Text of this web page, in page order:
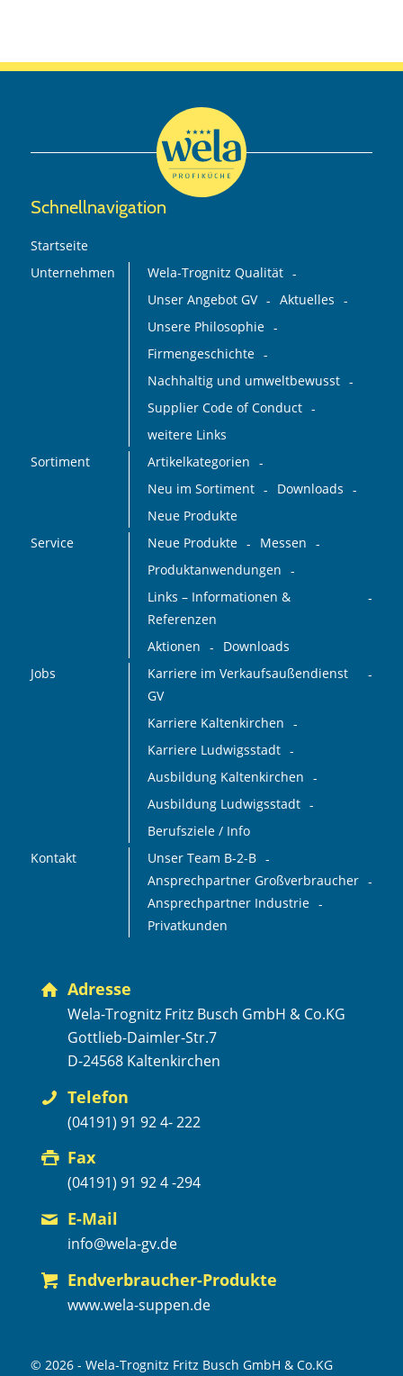
Schnellnavigation
Startseite
Unternehmen
Wela-Trognitz Qualität
Unser Angebot GV
Aktuelles
Unsere Philosophie
Firmengeschichte
Nachhaltig und umweltbewusst
Supplier Code of Conduct
weitere Links
Sortiment
Artikelkategorien
Neu im Sortiment
Downloads
Neue Produkte
Service
Neue Produkte
Messen
Produktanwendungen
Links – Informationen &
Referenzen
Aktionen
Downloads
Jobs
Karriere im Verkaufsaußendienst
GV
Karriere Kaltenkirchen
Karriere Ludwigsstadt
Ausbildung Kaltenkirchen
Ausbildung Ludwigsstadt
Berufsziele / Info
Kontakt
Unser Team B-2-B
Ansprechpartner Großverbraucher
Ansprechpartner Industrie
Privatkunden
Adresse
Wela-Trognitz Fritz Busch GmbH & Co.KG
Gottlieb-Daimler-Str.7
D-24568 Kaltenkirchen
Telefon
(04191) 91 92 4- 222
Fax
(04191) 91 92 4 -294
E-Mail
info@wela-gv.de
Endverbraucher-Produkte
www.wela-suppen.de
© 2026 - Wela-Trognitz Fritz Busch GmbH & Co.KG